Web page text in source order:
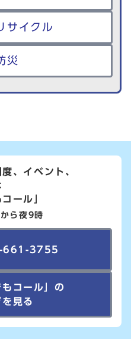
サイクル
災
、イベント、
ール」
ら夜9時
661-3755
もコール」の
見る